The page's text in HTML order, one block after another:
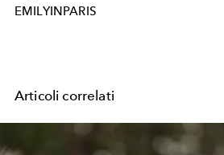
EMILYINPARIS
Articoli correlati